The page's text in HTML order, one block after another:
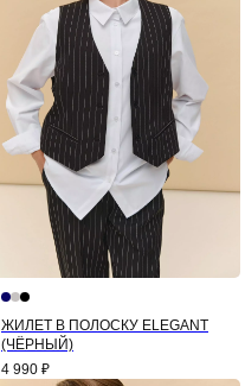
ЖИЛЕТ В ПОЛОСКУ ELEGANT
(ЧЁРНЫЙ)
4 990 ₽